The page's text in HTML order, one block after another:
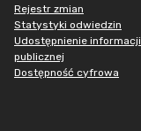
Rejestr zmian
Statystyki odwiedzin
Udostępnienie informacji
publicznej
Dostępność cyfrowa